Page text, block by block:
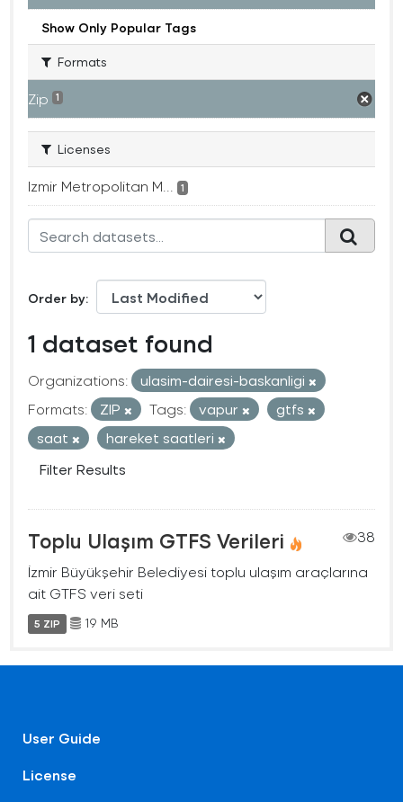
Show Only Popular Tags
Formats
Zip 1
Licenses
Izmir Metropolitan M... 1
Order by
1 dataset found
Organizations:
ulasim-dairesi-baskanligi
Formats:
ZIP Tags: vapur
gtfs
saat
hareket saatleri
Filter Results
Toplu Ulaşım GTFS Verileri
38
İzmir Büyükşehir Belediyesi toplu ulaşım araçlarına
ait GTFS veri seti
5 ZIP 19 MB
User Guide
License